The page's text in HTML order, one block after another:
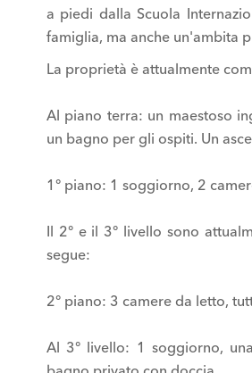
a piedi dalla Scuola
famiglia, ma anche un'ambita
La proprietà è attualmente
Al piano terra: un maestoso
un bagno per gli ospiti. Un
1° piano: 1 soggiorno, 2
Il 2° e il 3° livello sono
segue:
2° piano: 3 camere da letto,
Al 3° livello: 1 soggiorno,